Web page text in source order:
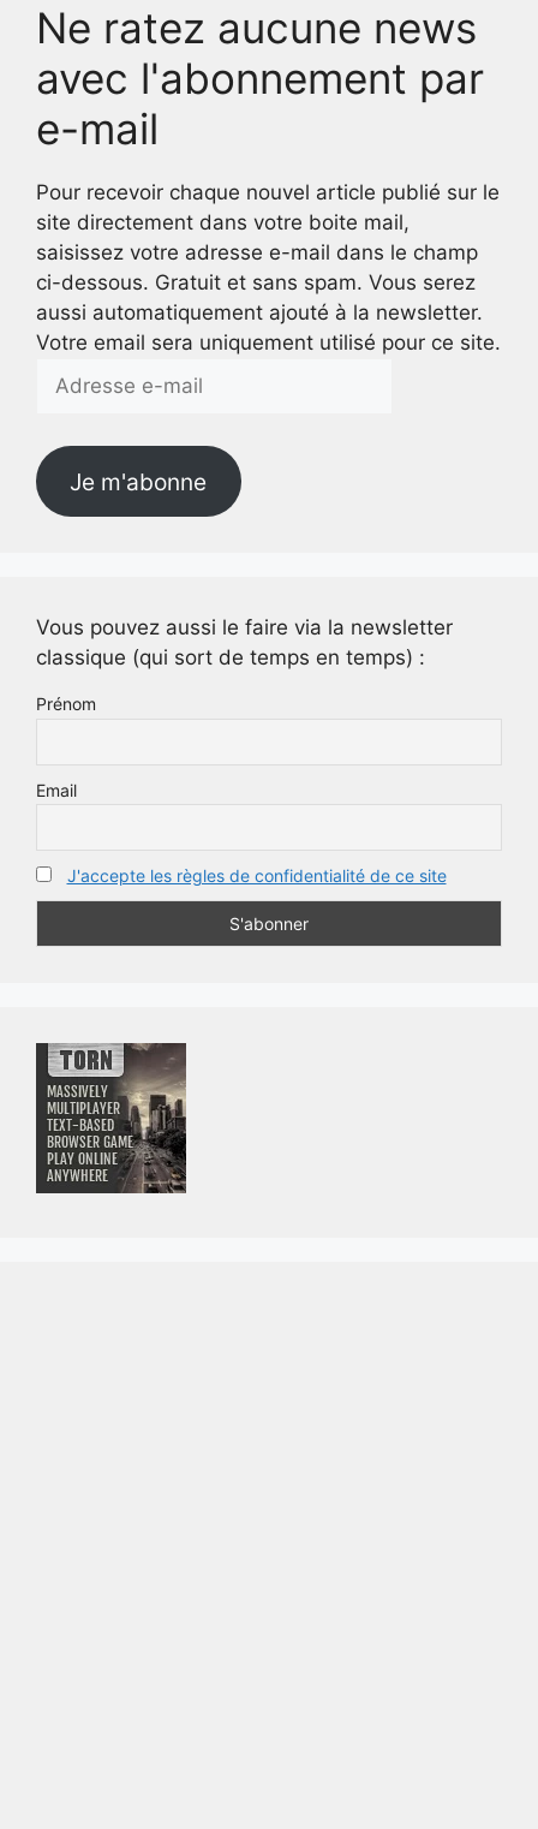
Ne ratez aucune news
avec l'abonnement par
e-mail
Pour recevoir chaque nouvel article publié sur le
site directement dans votre boite mail,
saisissez votre adresse e-mail dans le champ
ci-dessous. Gratuit et sans spam. Vous serez
aussi automatiquement ajouté à la newsletter.
Votre email sera uniquement utilisé pour ce site.
Adresse
Je m'abonne
Vous pouvez aussi le faire via la newsletter
classique (qui sort de temps en temps) :
Prénom
Email
J'accepte les règles de confidentialité de ce site